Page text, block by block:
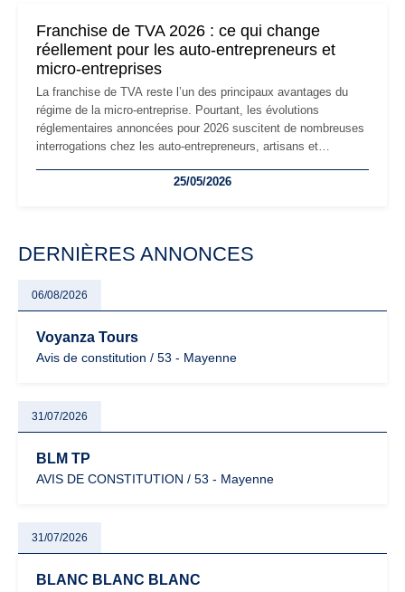
Franchise de TVA 2026 : ce qui change
réellement pour les auto-entrepreneurs et
micro-entreprises
La franchise de TVA reste l’un des principaux avantages du
régime de la micro-entreprise. Pourtant, les évolutions
réglementaires annoncées pour 2026 suscitent de nombreuses
interrogations chez les auto-entrepreneurs, artisans et
facturation ou risque de bascule vers la TVA : les règles
25/05/2026
DERNIÈRES ANNONCES
06/08/2026
Voyanza Tours
Avis de constitution / 53 - Mayenne
31/07/2026
BLM TP
AVIS DE CONSTITUTION / 53 - Mayenne
31/07/2026
BLANC BLANC BLANC